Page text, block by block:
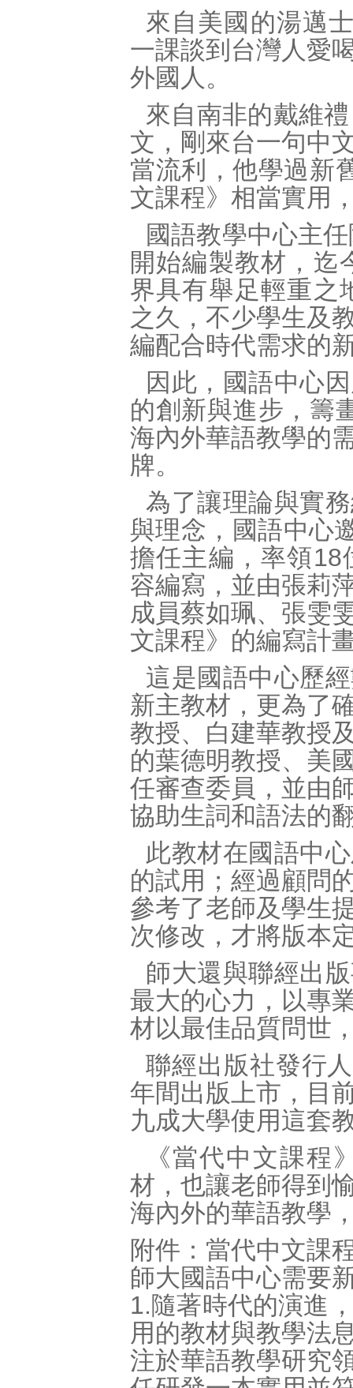
來自美國的湯邁
一課談到台灣人愛
外國人。
來自南非的戴維
文，剛來台一句中
當流利，他學過新
文課程》相當實用
國語教學中心主
開始編製教材，迄
界具有舉足輕重之
之久，不少學生及
編配合時代需求的
因此，國語中心
的創新與進步，籌
海內外華語教學的
牌。
為了讓理論與實
與理念，國語中心
擔任主編，率領18
容編寫，並由張莉
成員蔡如珮、張雯
文課程》的編寫計
這是國語中心歷
新主教材，更為了
教授、白建華教授
的葉德明教授、美
任審查委員，並由
協助生詞和語法的
此教材在國語中
的試用；經過顧問
參考了老師及學生
次修改，才將版本
師大還與聯經出
最大的心力，以專
材以最佳品質問世
聯經出版社發行
年間出版上市，目
九成大學使用這套
《當代中文課程
材，也讓老師得到
海內外的華語教學
附件：當代中文課
師大國語中心需要
1.隨著時代的演進
用的教材與教學法
注於華語教學研究